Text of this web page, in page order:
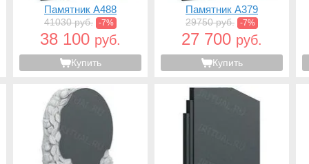
Памятник A488
41030 руб. -7%
38 100 руб.
Купить
Памятник A379
29750 руб. -7%
27 700 руб.
Купить